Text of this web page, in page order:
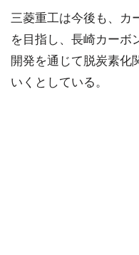
三菱重工は今後も、カ
を目指し、長崎カーボ
開発を通じて脱炭素化
いくとしている。